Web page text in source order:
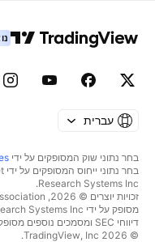
עברית
בחר נתוני שוק המסופקים על ידי
Research Systems Inc.‏
מסופק על ידי FactSet Research Systems Inc. כל הזכויות שמורות.
דיווחי SEC ומסמכים נוספים מסופקים על ידי
© 2026 ‏TradingView, Inc.‏